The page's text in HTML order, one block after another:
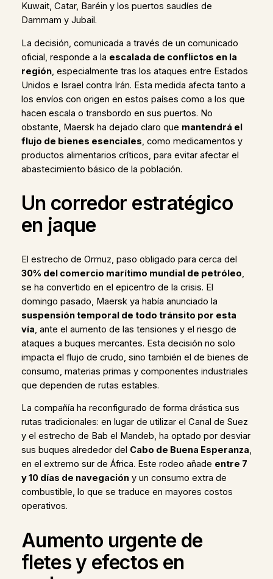
Kuwait, Catar, Baréin y los puertos saudíes de
Dammam y Jubail.
La decisión, comunicada a través de un comunicado
oficial, responde a la escalada de conflictos en la
región, especialmente tras los ataques entre Estados
Unidos e Israel contra Irán. Esta medida afecta tanto a
los envíos con origen en estos países como a los que
hacen escala o transbordo en sus puertos. No
obstante, Maersk ha dejado claro que mantendrá el
flujo de bienes esenciales, como medicamentos y
productos alimentarios críticos, para evitar afectar el
abastecimiento básico de la población.
Un corredor estratégico
en jaque
El estrecho de Ormuz, paso obligado para cerca del
30% del comercio marítimo mundial de petróleo,
se ha convertido en el epicentro de la crisis. El
domingo pasado, Maersk ya había anunciado la
suspensión temporal de todo tránsito por esta
vía, ante el aumento de las tensiones y el riesgo de
ataques a buques mercantes. Esta decisión no solo
impacta el flujo de crudo, sino también el de bienes de
consumo, materias primas y componentes industriales
que dependen de rutas estables.
La compañía ha reconfigurado de forma drástica sus
rutas tradicionales: en lugar de utilizar el Canal de Suez
y el estrecho de Bab el Mandeb, ha optado por desviar
sus buques alrededor del Cabo de Buena Esperanza,
en el extremo sur de África. Este rodeo añade entre 7
y 10 días de navegacióny un consumo extra de
combustible, lo que se traduce en mayores costos
operativos.
Aumento urgente de
fletes y efectos en